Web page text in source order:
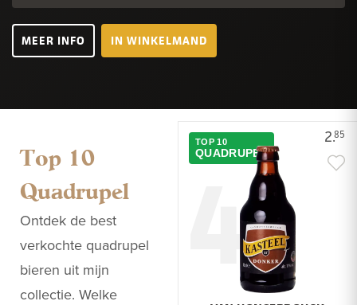
MEER INFO IN WINKELMAND
Top 10
Quadrupel
Ontdek de best
verkochte quadrupel
bieren uit mijn
collectie. Welke
4
2.85
TOP 10
QUADRUPEL